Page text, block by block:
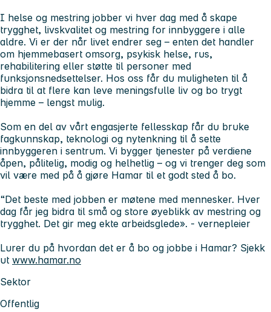
I helse og mestring jobber vi hver dag med å skape
trygghet, livskvalitet og mestring for innbyggere i alle
aldre. Vi er der når livet endrer seg – enten det handler
om hjemmebasert omsorg, psykisk helse, rus,
rehabilitering eller støtte til personer med
funksjonsnedsettelser. Hos oss får du muligheten til å
bidra til at flere kan leve meningsfulle liv og bo trygt
hjemme – lengst mulig.
Som en del av vårt engasjerte fellesskap får du bruke
fagkunnskap, teknologi og nytenkning til å sette
innbyggeren i sentrum. Vi bygger tjenester på verdiene
åpen, pålitelig, modig og helhetlig – og vi trenger deg som
vil være med på å gjøre Hamar til et godt sted å bo.
“Det beste med jobben er møtene med mennesker. Hver
dag får jeg bidra til små og store øyeblikk av mestring og
trygghet. Det gir meg ekte arbeidsglede». - vernepleier
Lurer du på hvordan det er å bo og jobbe i Hamar? Sjekk
ut www.hamar.no
Sektor
Offentlig